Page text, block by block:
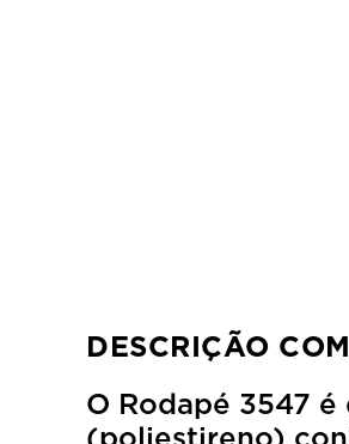
DESCRIÇÃO
O Rodapé 3547